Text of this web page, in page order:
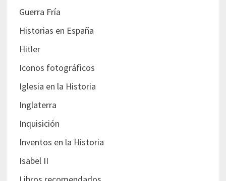
Guerra Fría
Historias en España
Hitler
Iconos fotográficos
Iglesia en la Historia
Inglaterra
Inquisición
Inventos en la Historia
Isabel II